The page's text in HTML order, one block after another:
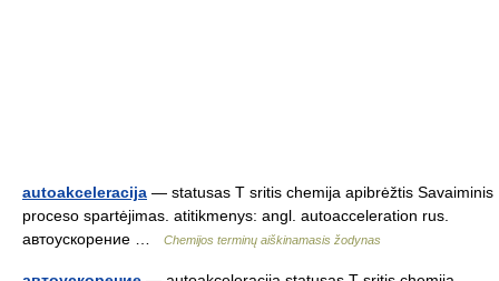
autoakceleracija — statusas T sritis chemija apibrėžtis Savaiminis
proceso spartėjimas. atitikmenys: angl. autoacceleration rus.
автоускорение …
Chemijos terminų aiškinamasis žodynas